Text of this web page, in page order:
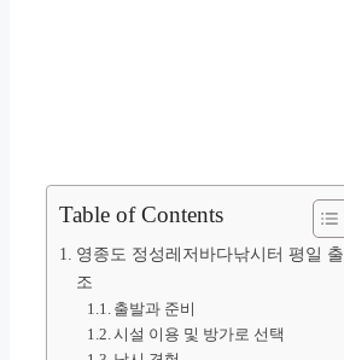
Table of Contents
영종도 정성레저바다낚시터 평일 출
조
출발과 준비
시설 이용 및 방가로 선택